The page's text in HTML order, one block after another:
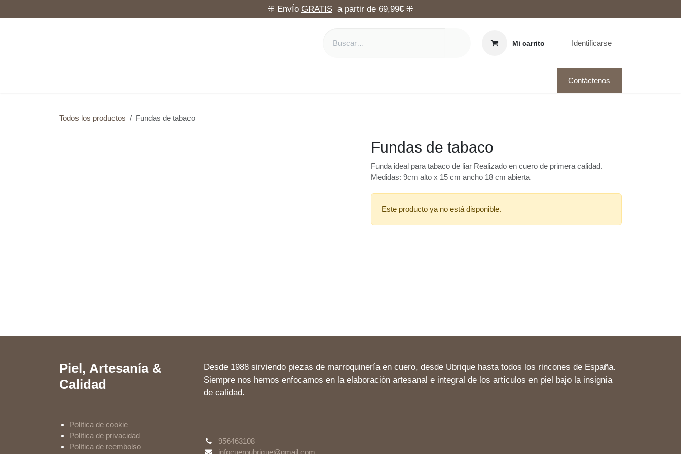
⁜ EnvÍo GRATIS a partir de 69,99€ ⁜
Mi carrito Identificarse
Contáctenos
Todos los productos Fundas de tabaco
Fundas de tabaco
Funda ideal para tabaco de liar Realizado en cuero de primera calidad.
Medidas: 9cm alto x 15 cm ancho 18 cm abierta
Este producto ya no está disponible.
Piel, Artesanía &
Calidad
Desde 1988 sirviendo piezas de marroquinería en cuero, desde Ubrique hasta todos los rincones de España.
Siempre nos hemos enfocamos en la elaboración artesanal e integral de los artículos en piel bajo la insignia
de calidad.
Política de cookie
Política de privacidad
Política de reembolso
956463108
infocueroubrique@gmail.com